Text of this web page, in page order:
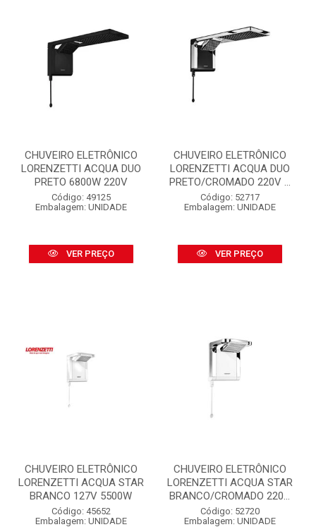
CHUVEIRO ELETRÔNICO
LORENZETTI ACQUA DUO
PRETO 6800W 220V
Código: 49125
Embalagem: UNIDADE
VER PREÇO
CHUVEIRO ELETRÔNICO
LORENZETTI ACQUA DUO
PRETO/CROMADO 220V ...
Código: 52717
Embalagem: UNIDADE
VER PREÇO
CHUVEIRO ELETRÔNICO
LORENZETTI ACQUA STAR
BRANCO 127V 5500W
Código: 45652
Embalagem: UNIDADE
CHUVEIRO ELETRÔNICO
LORENZETTI ACQUA STAR
BRANCO/CROMADO 220...
Código: 52720
Embalagem: UNIDADE